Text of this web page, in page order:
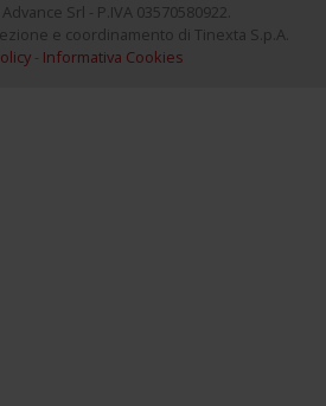
Srl - P.IVA 03570580922.
e coordinamento di Tinexta S.p.A.
- Informativa Cookies